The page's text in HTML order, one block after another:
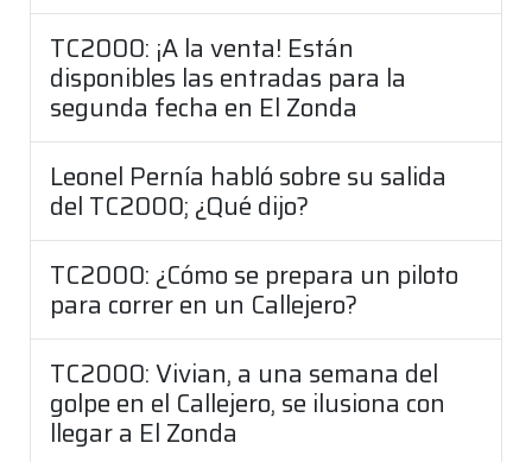
TC2000: ¡A la venta! Están
disponibles las entradas para la
segunda fecha en El Zonda
Leonel Pernía habló sobre su salida
del TC2000; ¿Qué dijo?
TC2000: ¿Cómo se prepara un piloto
para correr en un Callejero?
TC2000: Vivian, a una semana del
golpe en el Callejero, se ilusiona con
llegar a El Zonda